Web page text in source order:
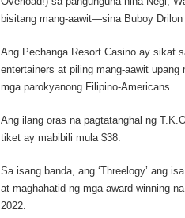
bisitang mang-aawit—sina Buboy
Ang Pechanga Resort Casino ay sikat
entertainers at piling mang-aawit
mga parokyanong Filipino-Americans.
Ang ilang oras na pagtatanghal ng
tiket ay mabibili mula $38.
Sa isang banda, ang ‘Threelogy’ ang
at maghahatid ng mga award-winning
2022.